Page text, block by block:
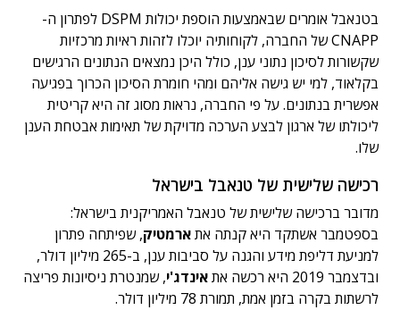
בטנאבל אומרים שבאמצעות הוספת יכולות DSPM לפתרון ה-
CNAPP של החברה, לקוחותיה יוכלו לזהות ראיות מרכזיות
שקשורות לסיכון נתוני ענן, כולל היכן נמצאים הנתונים הרגישים
בקלאוד, למי יש גישה אליהם ומהי חומרת הסיכון הכרוך בפגיעה
אפשרית בנתונים. על פי החברה, נראות מסוג זה היא קריטית
ליכולתו של ארגון לבצע הערכה מדויקת של תאימות אבטחת הענן
שלו.
רכישה שלישית של טנאבל בישראל
מדובר ברכישה שלישית של טנאבל האמריקנית בישראל:
בספטמבר אשתקד היא קנתה אתארמטיק, שפיתחה פתרון
למניעת דליפת מידע והגנה על סביבות ענן, ב-265 מיליון דולר,
ובדצמבר 2019 היא רכשה את
אינדג'י, שמנטרת ניסיונות פריצה
לרשתות בקרה בזמן אמת, תמורת 78 מיליון דולר.